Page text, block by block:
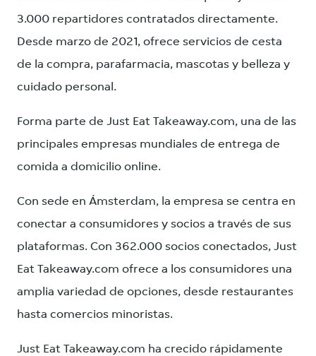
3.000 repartidores contratados directamente.
Desde marzo de 2021, ofrece servicios de cesta
de la compra, parafarmacia, mascotas y belleza y
cuidado personal.
Forma parte de Just Eat Takeaway.com, una de las
principales empresas mundiales de entrega de
comida a domicilio online.
Con sede en Ámsterdam, la empresa se centra en
conectar a consumidores y socios a través de sus
plataformas. Con 362.000 socios conectados, Just
Eat Takeaway.com ofrece a los consumidores una
amplia variedad de opciones, desde restaurantes
hasta comercios minoristas.
Just Eat Takeaway.com ha crecido rápidamente